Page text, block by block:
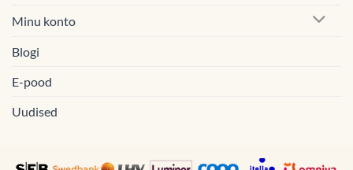
Minu konto
Blogi
E-pood
Uudised